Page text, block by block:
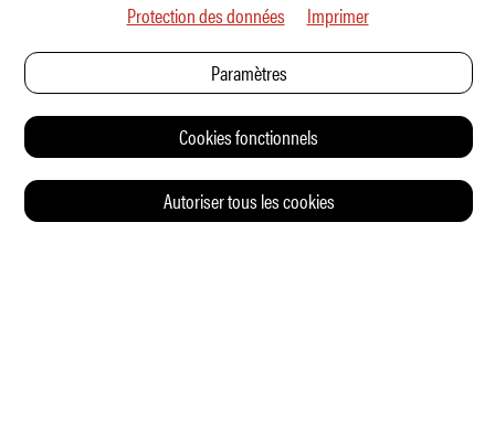
Protection des données Imprimer
Paramètres
Cookies fonctionnels
Autoriser tous les cookies